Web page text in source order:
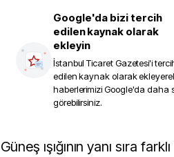
Google'da bizi tercih
edilen kaynak olarak
ekleyin
İstanbul Ticaret Gazetesi'i
edilen kaynak olarak
haberlerimizi Google'da daha
görebilirsiniz.
Güneş ışığının yanı sıra farklı ısı kaynaklarından